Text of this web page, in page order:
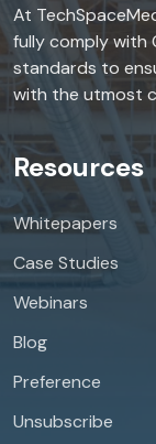
At
fully comply with
standards to
with the utmost
Resources
Whitepapers
Case Studies
Webinars
Blog
Preference
Unsubscribe